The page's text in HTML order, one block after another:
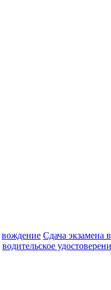
вождение Сдача экзамена
водительское